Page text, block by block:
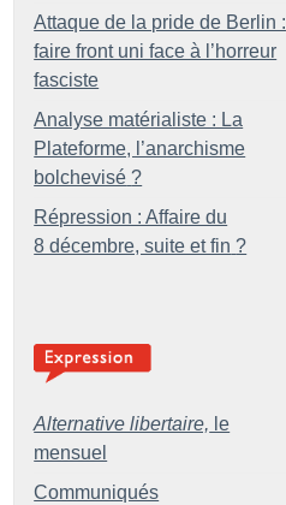
Attaque de la pride de Berlin :
faire front uni face à l’horreur
fasciste
Analyse matérialiste : La
Plateforme, l’anarchisme
bolchevisé ?
Répression : Affaire du
8 décembre, suite et fin ?
Alternative libertaire, le
mensuel
Communiqués